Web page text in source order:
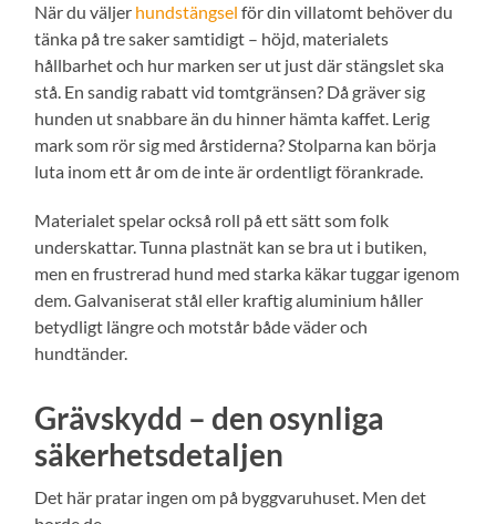
När du väljer hundstängsel för din villatomt behöver du
tänka på tre saker samtidigt – höjd, materialets
hållbarhet och hur marken ser ut just där stängslet ska
stå. En sandig rabatt vid tomtgränsen? Då gräver sig
hunden ut snabbare än du hinner hämta kaffet. Lerig
mark som rör sig med årstiderna? Stolparna kan börja
luta inom ett år om de inte är ordentligt förankrade.
Materialet spelar också roll på ett sätt som folk
underskattar. Tunna plastnät kan se bra ut i butiken,
men en frustrerad hund med starka käkar tuggar igenom
dem. Galvaniserat stål eller kraftig aluminium håller
betydligt längre och motstår både väder och
hundtänder.
Grävskydd – den osynliga
säkerhetsdetaljen
Det här pratar ingen om på byggvaruhuset. Men det